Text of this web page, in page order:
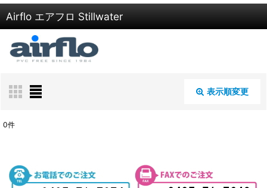
Airflo エアフロ Stillwater
表示順変更
並び順:
0件